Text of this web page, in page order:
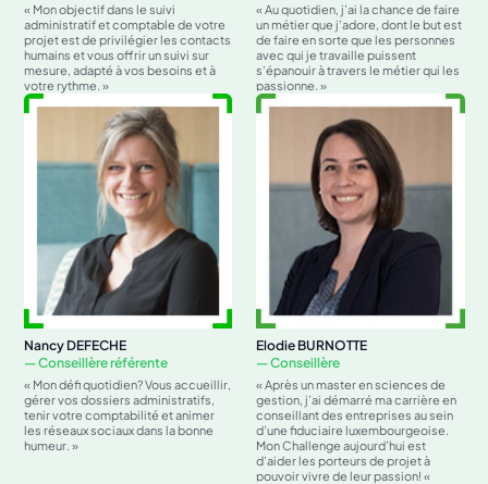
« Mon objectif dans le suivi
administratif et comptable de votre
projet est de privilégier les contacts
humains et vous offrir un suivi sur
mesure, adapté à vos besoins et à
votre rythme. »
« Au quotidien, j’ai la chance de faire
un métier que j’adore, dont le but est
de faire en sorte que les personnes
avec qui je travaille puissent
s’épanouir à travers le métier qui les
passionne. »
Nancy DEFECHE
— Conseillère référente
« Mon défi quotidien? Vous accueillir,
gérer vos dossiers administratifs,
tenir votre comptabilité et animer
les réseaux sociaux dans la bonne
humeur. »
Elodie BURNOTTE
— Conseillère
« Après un master en sciences de
gestion, j’ai démarré ma carrière en
conseillant des entreprises au sein
d’une fiduciaire luxembourgeoise.
Mon Challenge aujourd’hui est
d’aider les porteurs de projet à
pouvoir vivre de leur passion! «